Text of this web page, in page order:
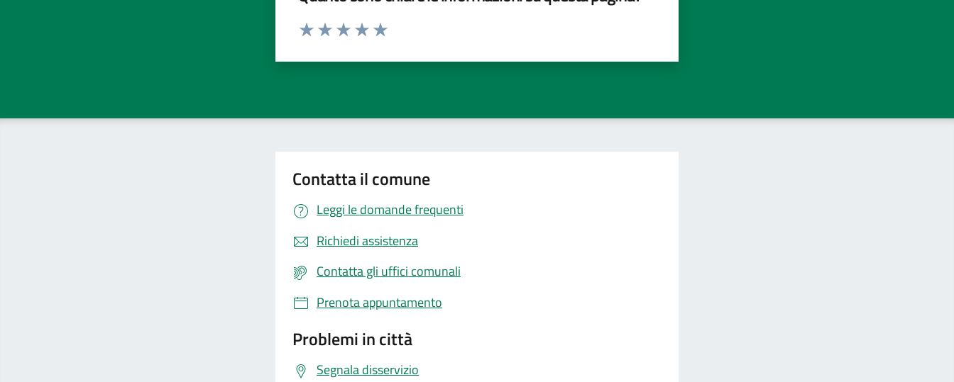
Valuta da 1 a 5 stelle la pagina
Contatta il comune
Leggi le domande frequenti
Richiedi assistenza
Contatta gli uffici comunali
Prenota appuntamento
Problemi in città
Segnala disservizio